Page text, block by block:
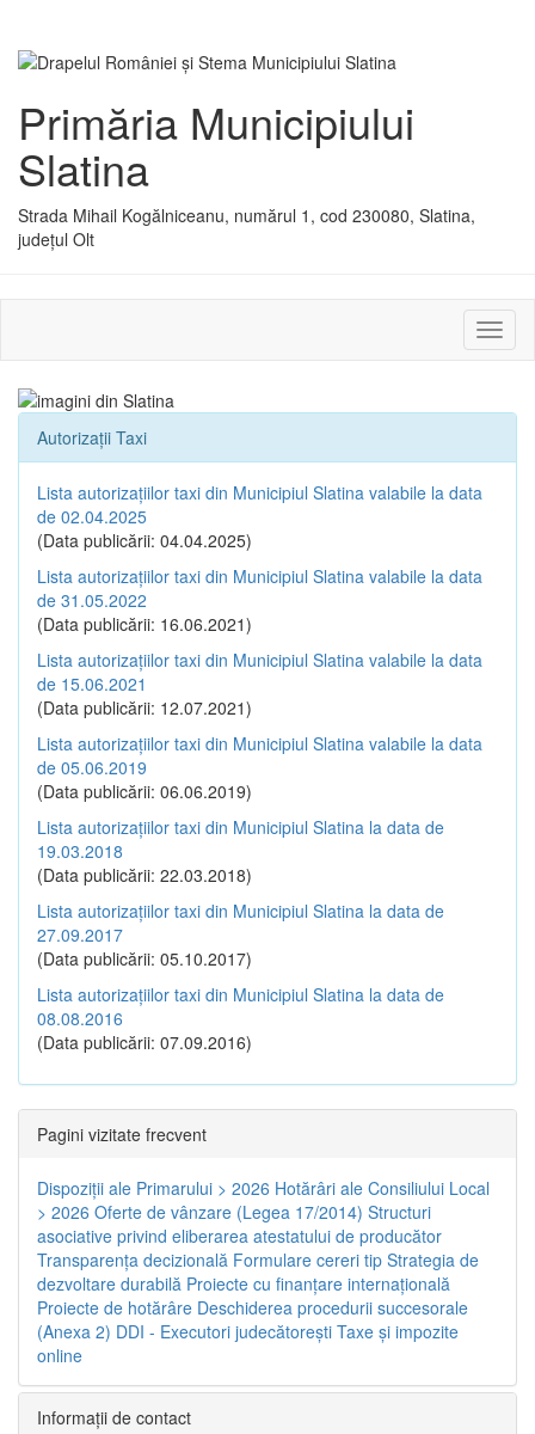
Primăria Municipiului
Slatina
Strada Mihail Kogălniceanu, numărul 1, cod 230080, Slatina,
județul Olt
sau
Autorizații Taxi
Lista autorizațiilor taxi din Municipiul Slatina valabile la data
de 02.04.2025
(Data publicării: 04.04.2025)
Lista autorizațiilor taxi din Municipiul Slatina valabile la data
de 31.05.2022
(Data publicării: 16.06.2021)
Lista autorizațiilor taxi din Municipiul Slatina valabile la data
de 15.06.2021
(Data publicării: 12.07.2021)
Lista autorizațiilor taxi din Municipiul Slatina valabile la data
de 05.06.2019
(Data publicării: 06.06.2019)
Lista autorizațiilor taxi din Municipiul Slatina la data de
19.03.2018
(Data publicării: 22.03.2018)
Lista autorizațiilor taxi din Municipiul Slatina la data de
27.09.2017
(Data publicării: 05.10.2017)
Lista autorizațiilor taxi din Municipiul Slatina la data de
08.08.2016
(Data publicării: 07.09.2016)
Pagini vizitate frecvent
Dispoziţii ale Primarului > 2026 Hotărâri ale Consiliului Local
> 2026 Oferte de vânzare (Legea 17/2014) Structuri
asociative privind eliberarea atestatului de producător
Transparenţa decizională Formulare cereri tip Strategia de
dezvoltare durabilă Proiecte cu finanţare internaţională
Proiecte de hotărâre Deschiderea procedurii succesorale
(Anexa 2) DDI - Executori judecătorești Taxe şi impozite
online
Informaţii de contact